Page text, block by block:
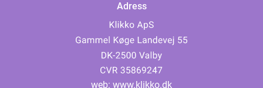
Adress
web: www.klikko.dk